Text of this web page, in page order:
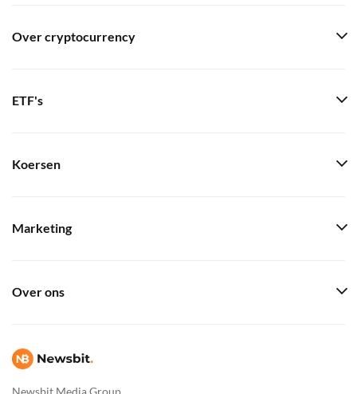
Newsbit Media Group
Over cryptocurrency
ETF's
Koersen
Marketing
Over ons